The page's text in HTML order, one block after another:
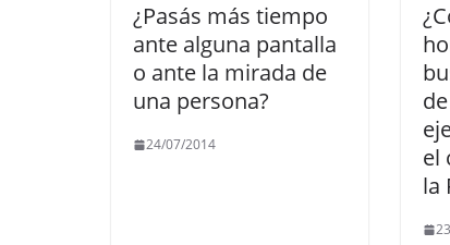
¿Pasás más tiempo
ante alguna pantalla
o ante la mirada de
una persona?
24/07/2014
el
la